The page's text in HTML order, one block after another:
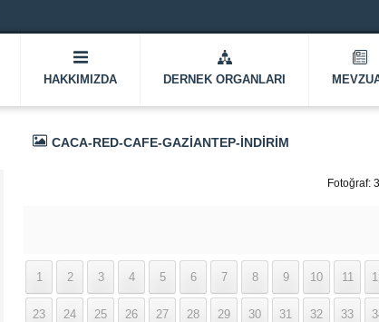
HAKKIMIZDA DERNEK ORGANLARI
CACA-RED-CAFE-GAZIANTEP-INDIRIM
Fotoğraf:
1 2 3 4 5 6 7 8 9 10 11
23 24 25 26 27 28 29 30 31 32 33